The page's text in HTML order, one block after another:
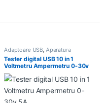
Adaptoare USB, Aparatura
Service Cabluri si accesorii
Tester digital USB 10 in 1
Voltmetru Ampermetru 0-30v
5A